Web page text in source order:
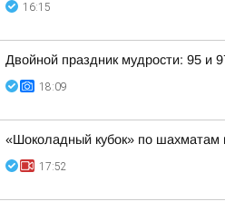
16:15
Двойной праздник мудрости: 95 и
18:09
«Шоколадный кубок» по
17:52